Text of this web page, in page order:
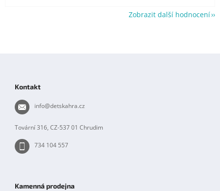
Zobrazit další hodnocení
Kontakt
info@detskahra.cz
Tovární 316, CZ-537 01 Chrudim
734 104 557
Kamenná prodejna